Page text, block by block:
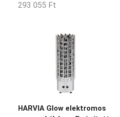
293 055 Ft
HARVIA Glow elektromos